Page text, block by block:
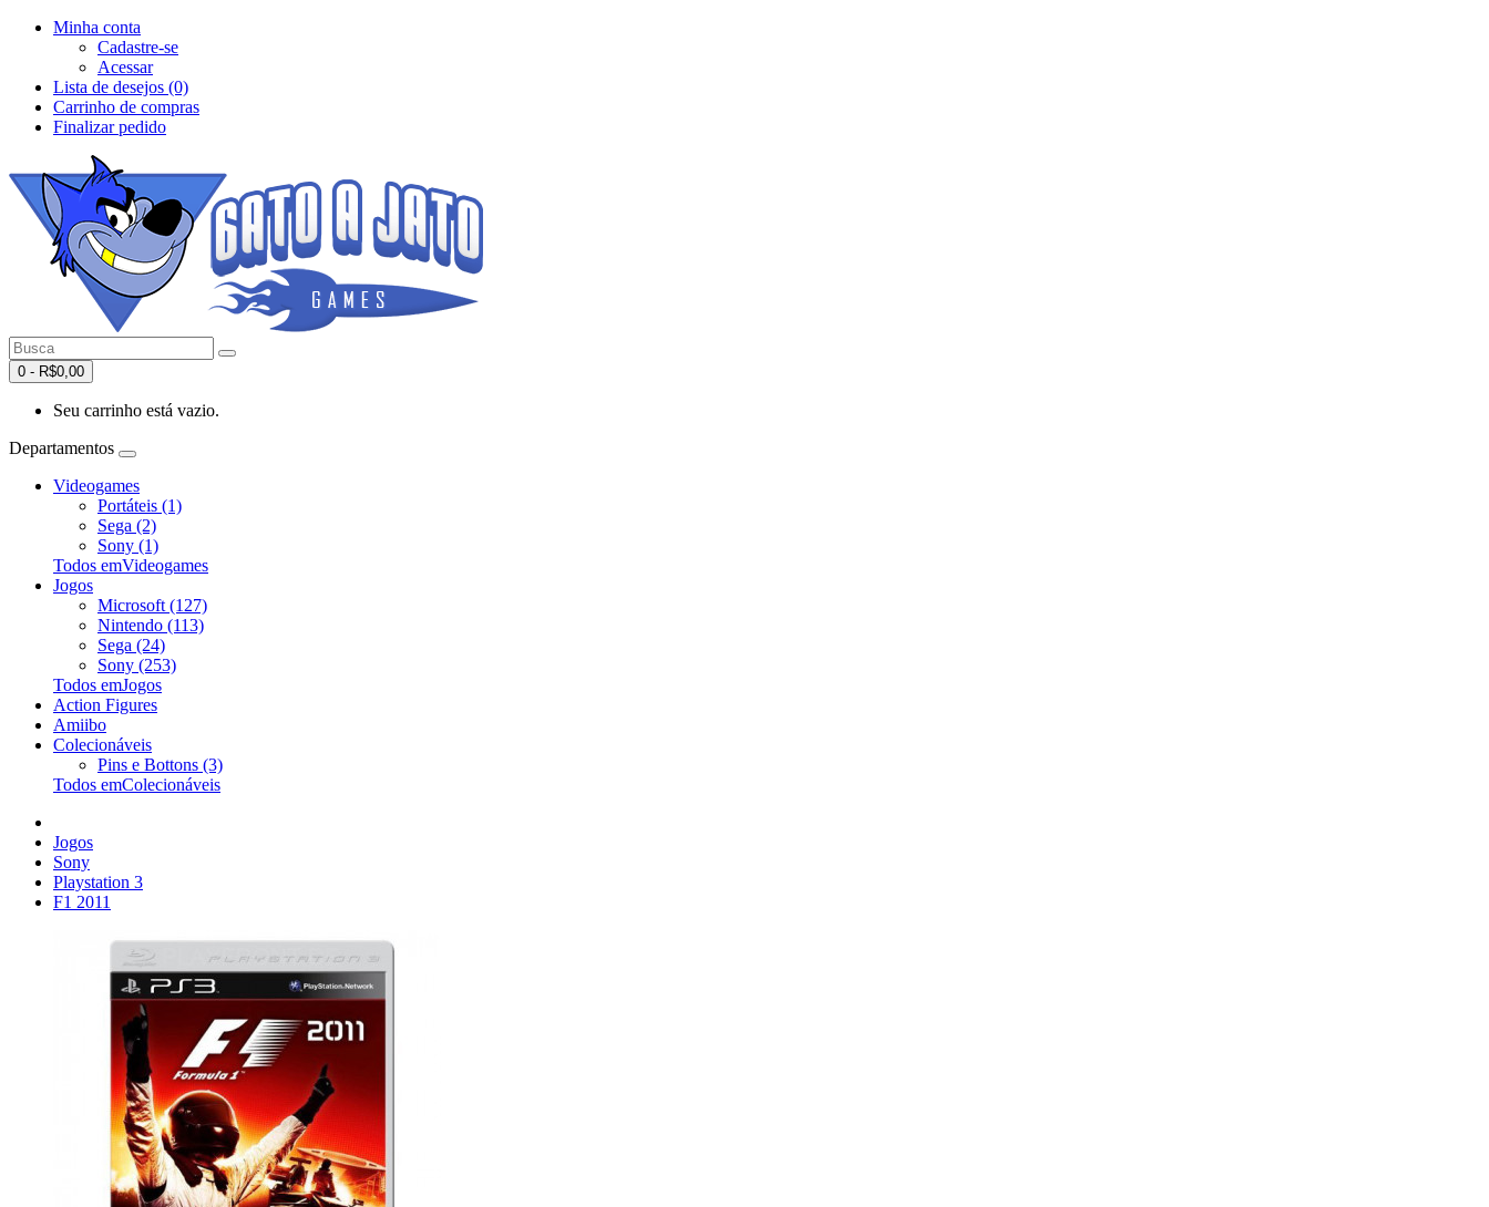
Minha conta
Cadastre-se
Acessar
Lista de desejos (0)
Carrinho de compras
Finalizar pedido
0 - R$0,00
Seu carrinho está vazio.
Departamentos
Videogames
Portáteis (1)
Sega (2)
Sony (1)
Todos emVideogames
Jogos
Microsoft (127)
Nintendo (113)
Sega (24)
Sony (253)
Todos emJogos
Action Figures
Amiibo
Colecionáveis
Pins e Bottons (3)
Todos emColecionáveis
Jogos
Sony
Playstation 3
F1 2011